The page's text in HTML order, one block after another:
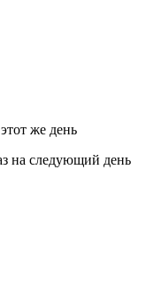
же день
на следующий день